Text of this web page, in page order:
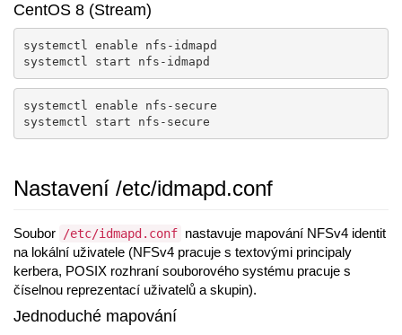
CentOS 8 (Stream)
systemctl enable nfs-idmapd
systemctl start nfs-idmapd
systemctl enable nfs-secure
systemctl start nfs-secure
Nastavení /etc/idmapd.conf
Soubor /etc/idmapd.conf nastavuje mapování NFSv4 identit
na lokální uživatele (NFSv4 pracuje s textovými principaly
kerbera, POSIX rozhraní souborového systému pracuje s
číselnou reprezentací uživatelů a skupin).
Jednoduché mapování